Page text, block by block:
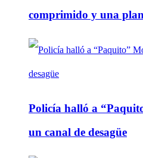
comprimido y una
Policía halló a
un canal de desagüe